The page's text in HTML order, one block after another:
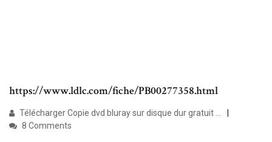
https://www.ldlc.com/fiche/PB00277358.html
Télécharger Copie dvd bluray sur disque dur gratuit ...
8 Comments